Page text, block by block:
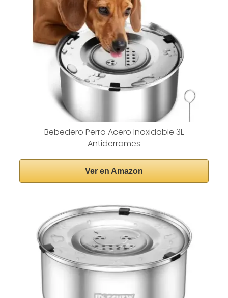
Bebedero Perro Acero Inoxidable 3L
Antiderrames
Ver en Amazon